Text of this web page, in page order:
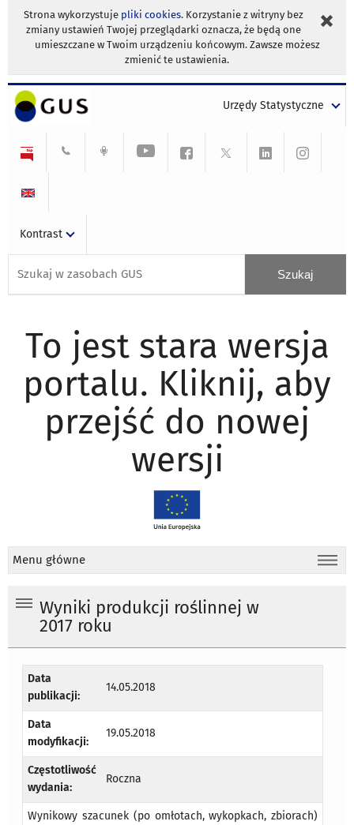
Strona wykorzystuje pliki cookies. Korzystanie z witryny bez
zmiany ustawień Twojej przeglądarki oznacza, że będą one
umieszczane w Twoim urządzeniu końcowym. Zawsze możesz
zmienić te ustawienia.
Urzędy Statystyczne
Kontrast
To jest stara wersja
portalu. Kliknij, aby
przejść do nowej
wersji
Menu główne
Wyniki produkcji roślinnej w
2017 roku
Data
publikacji:
14.05.2018
Data
modyfikacji:
19.05.2018
Częstotliwość
wydania:
Roczna
Wynikowy szacunek (po omłotach, wykopkach, zbiorach)